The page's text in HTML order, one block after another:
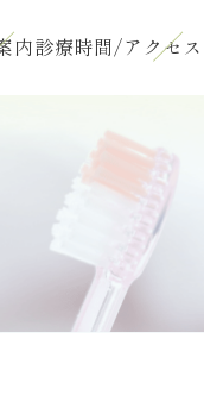
内診療時間/アクセス